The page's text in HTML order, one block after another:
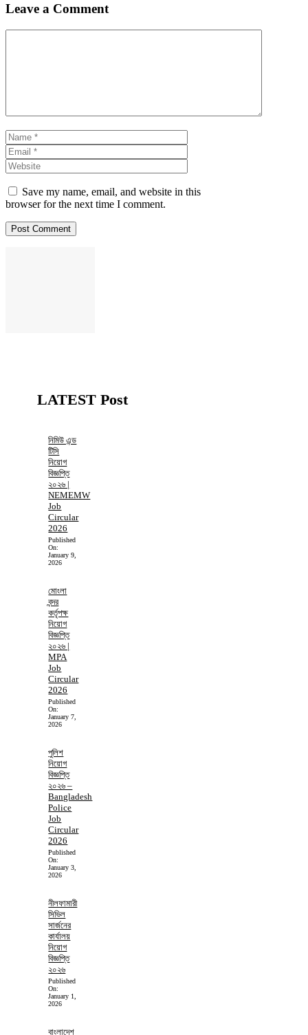
Leave a Comment
Name
Save my name, email, and website in this
browser for the next time I comment.
LATEST Post
নিমিউ এন্ড
টিসি
নিয়োগ
বিজ্ঞপ্তি
২০২৬ |
NEMEMW
Job
Circular
2026
Published
On:
January 9,
2026
মোংলা
বন্দর
কর্তৃপক্ষ
নিয়োগ
বিজ্ঞপ্তি
২০২৬ |
MPA
Job
Circular
2026
Published
On:
January 7,
2026
পুলিশ
নিয়োগ
বিজ্ঞপ্তি
২০২৬ –
Bangladesh
Police
Job
Circular
2026
Published
On:
January 3,
2026
নীলফামারী
সিভিল
সার্জনের
কার্যালয়
নিয়োগ
বিজ্ঞপ্তি
২০২৬
Published
On:
January 1,
2026
বাংলাদেশ